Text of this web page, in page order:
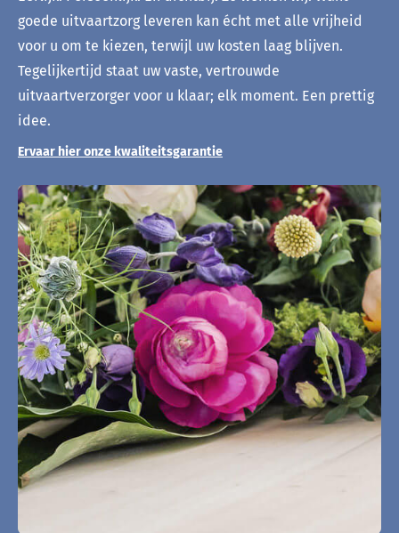
goede uitvaartzorg leveren kan écht met alle vrijheid
voor u om te kiezen, terwijl uw kosten laag blijven.
Tegelijkertijd staat uw vaste, vertrouwde
uitvaartverzorger voor u klaar; elk moment. Een prettig
idee.
Ervaar hier onze kwaliteitsgarantie